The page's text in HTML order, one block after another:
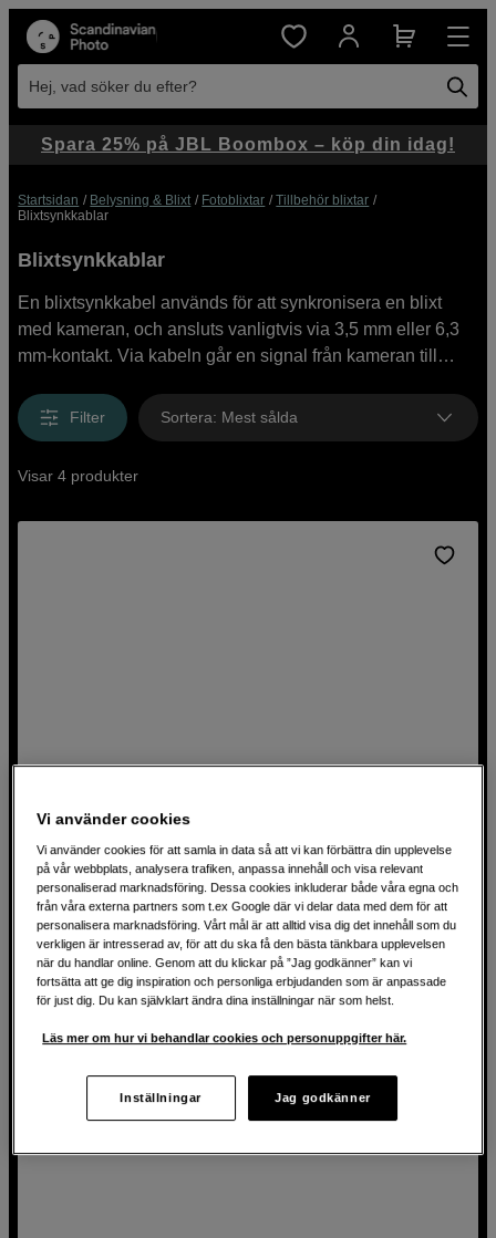
Hej, vad söker du efter?
Startsidan Belysning & Blixt Fotoblixtar
Tillbehör blixtar
Blixtsynkkablar
Blixtsynkkablar
En blixtsynkkabel används för att synkronisera en blixt
med kameran, och ansluts vanligtvis via 3,5 mm eller 6,3
mm-kontakt. Via kabeln går en signal från kameran till
slutare öppnas. Se våra blixtsynkkablar här och köp direkt
online.
Filter Sortera: Mest sålda
Visar 4 produkter
Extra kabel C8
Phottix Extra kabel C8
129 SEK
Spara 25% på JBL Boombox – köp din idag!
Vi använder cookies
Vi använder cookies för att samla in data så att vi kan förbättra din upplevelse
på vår webbplats, analysera trafiken, anpassa innehåll och visa relevant
personaliserad marknadsföring. Dessa cookies inkluderar både våra egna och
från våra externa partners som t.ex Google där vi delar data med dem för att
personalisera marknadsföring. Vårt mål är att alltid visa dig det innehåll som du
verkligen är intresserad av, för att du ska få den bästa tänkbara upplevelsen
när du handlar online. Genom att du klickar på ”Jag godkänner” kan vi
fortsätta att ge dig inspiration och personliga erbjudanden som är anpassade
för just dig. Du kan självklart ändra dina inställningar när som helst.
Läs mer om hur vi behandlar cookies och personuppgifter här.
Inställningar Jag godkänner